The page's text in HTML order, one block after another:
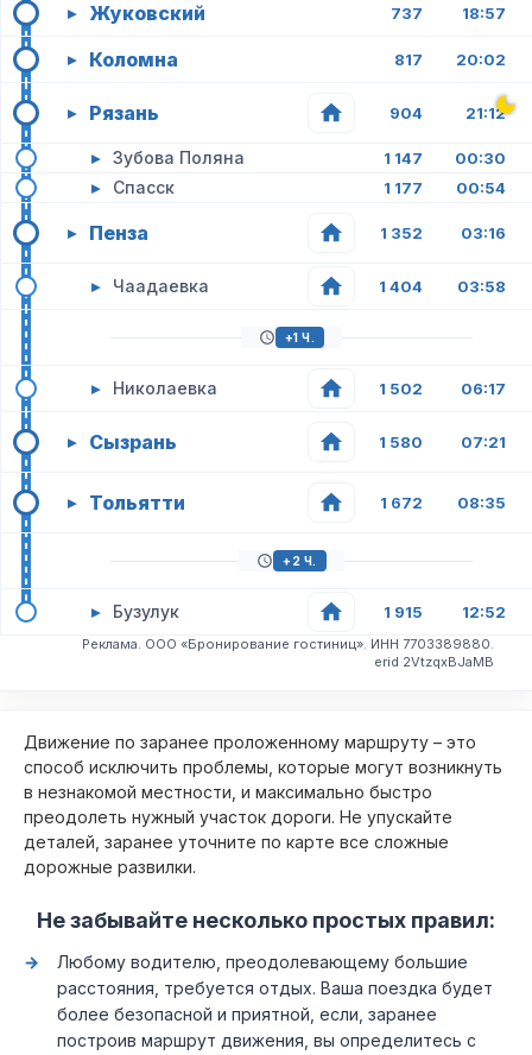
▸ Жуковский 737 18:57
▸ Коломна 817 20:02
▸ Рязань 904 21:12
▸ Зубова Поляна 1 147 00:30
▸ Спасск 1 177 00:54
▸ Пенза 1 352 03:16
▸ Чаадаевка 1 404 03:58
+1 Ч.
▸ Николаевка 1 502 06:17
▸ Сызрань 1 580 07:21
▸ Тольятти 1 672 08:35
+2 Ч.
▸ Бузулук 1 915 12:52
Реклама. ООО «Бронирование гостиниц». ИНН 7703389880.
erid 2VtzqxBJaMB
Движение по заранее проложенному маршруту – это
способ исключить проблемы, которые могут возникнуть
в незнакомой местности, и максимально быстро
преодолеть нужный участок дороги. Не упускайте
деталей, заранее уточните по карте все сложные
дорожные развилки.
Не забывайте несколько простых правил:
Любому водителю, преодолевающему большие
расстояния, требуется отдых. Ваша поездка будет
более безопасной и приятной, если, заранее
построив маршрут движения, вы определитесь с